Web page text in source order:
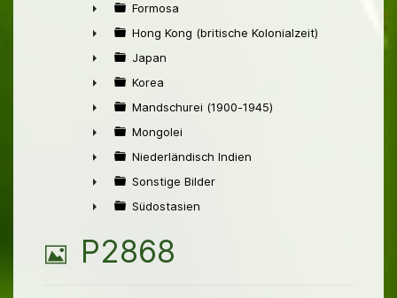
►
►
Formosa
►
Hong Kong (britische Kolonialzeit)
►
Japan
►
Korea
►
Mandschurei (1900-1945)
►
Mongolei
►
Niederländisch Indien
►
Sonstige Bilder
Südostasien
B
P2868